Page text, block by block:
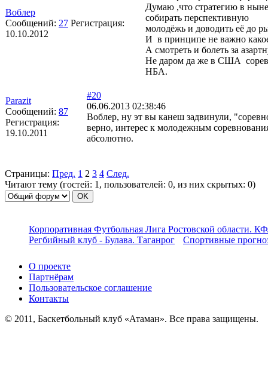
Воблер
Сообщений: 27 Регистрация:
10.10.2012
Думаю ,что стратегию в
собирать перспективную
молодёжь и доводить её до
И в принципе не важно
А смотреть и болеть за
Не даром да же в США
НБА.
Parazit
Сообщений: 87
Регистрация:
19.10.2011
#20
06.06.2013 02:38:46
Воблер, ну эт вы канеш задвинули,
верно, интерес к молодежным
абсолютно.
Страницы: Пред. 1 2 3 4 След.
Читают тему (гостей: 1 , пользователей: 0, из них скрытых: 0)
Корпоративная Футбольная Лига Ростовской области.
Регбийный клуб - Булава. Таганрог
Спортивные
О проекте
Партнёрам
Пользовательское соглашение
Контакты
© 2011, Баскетбольный клуб «Атаман». Все права защищены.